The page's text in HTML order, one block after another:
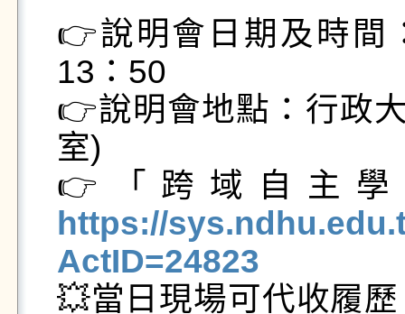
👉️說明會日期及時間
13：50
👉️說明會地點：行政
室)
👉️「跨域自主
https://
ActID=24823
💥當日現場可代收履